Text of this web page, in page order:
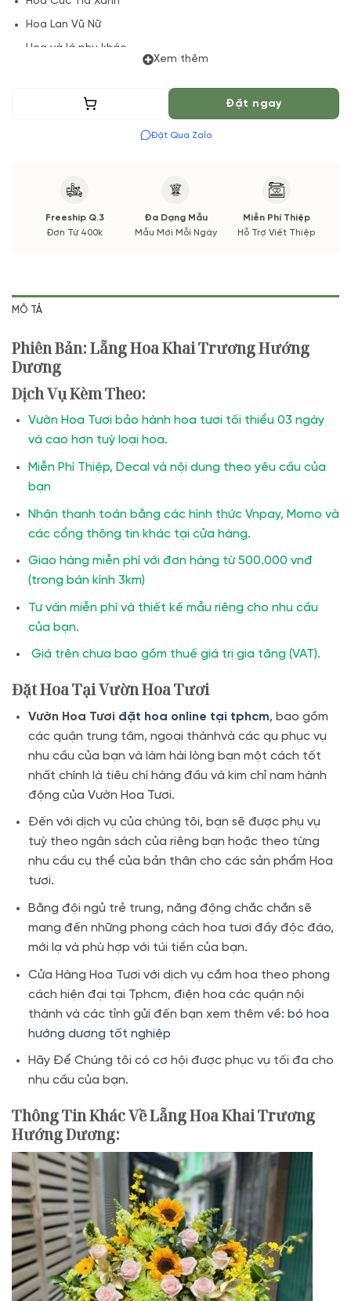
Hoa Lan Vũ Nữ
Hoa và lá phụ khác
theo màu tốt nhất cho bạn, Hoa phụ có thể thay đổi theo
Mùa vụ. Vườn Hoa Tươi đảm bảo phong cách cắm, tone màu
sắc. Nếu có thay đổi về Hoa phụ sẽ được thông báo đến Quý
Xem thêm
Thêm vào giỏ Đặt ngay
Đặt Qua Zalo
Freeship Q.3
Đơn Từ 400k
Đa Dạng Mẫu
Mẫu Mới Mỗi Ngày
Miễn Phí Thiệp
Hỗ Trợ Viết Thiệp
MÔ TẢ
Phiên Bản: Lẵng Hoa Khai Trương Hướng
Dương
Dịch Vụ Kèm Theo:
Vườn Hoa Tươi bảo hành hoa tươi tối thiểu 03 ngày
và cao hơn tuỳ loại hoa.
Miễn Phí Thiệp, Decal và nội dung theo yêu cầu của
bạn
Nhận thanh toán bằng các hình thức Vnpay, Momo và
các cổng thông tin khác tại cửa hàng.
Giao hàng miễn phí với đơn hàng từ 500.000 vnđ
(trong bán kính 3km)
Tư vấn miễn phí và thiết kế mẫu riêng cho nhu cầu
của bạn.
Giá trên chưa bao gồm thuế giá trị gia tăng (VAT).
Đặt Hoa Tại Vườn Hoa Tươi
Vườn Hoa Tươi đặt hoa online tại tphcm, bao gồm
các quận trung tâm, ngoại thànhvà các qu phục vụ
nhu cầu của bạn và làm hài lòng bạn một cách tốt
nhất chính là tiêu chí hàng đầu và kim chỉ nam hành
động của Vườn Hoa Tươi.
Đến với dịch vụ của chúng tôi, bạn sẽ được phụ vụ
tuỳ theo ngân sách của riêng bạn hoặc theo từng
nhu cầu cụ thể của bản thân cho các sản phẩm Hoa
tươi.
Bằng đội ngủ trẻ trung, năng động chắc chắn sẽ
mang đến những phong cách hoa tươi đầy độc đáo,
mới lạ và phù hợp với túi tiền của bạn.
Cửa Hàng Hoa Tươi với dịch vụ cắm hoa theo phong
cách hiện đại tại Tphcm, điện hoa các quận nội
thành và các tỉnh gửi đến bạn xem thêm về: bó hoa
hướng dương tốt nghiệp
Hãy Để Chúng tôi có cơ hội được phục vụ tối đa cho
nhu cầu của bạn.
Thông Tin Khác Về Lẵng Hoa Khai Trương
Hướng Dương: